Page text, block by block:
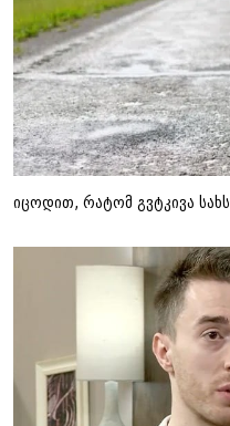
იცოდით, რატომ გვტკივა